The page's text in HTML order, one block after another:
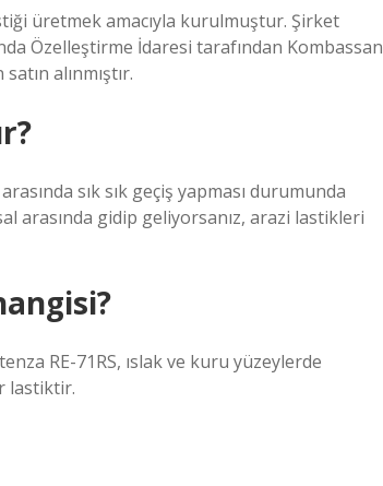
üretmek amacıyla kurulmuştur. Şirket
Özelleştirme İdaresi tarafından Kombassan
alınmıştır.
sık sık geçiş yapması durumunda
arasında gidip geliyorsanız, arazi lastikleri
RE-71RS, ıslak ve kuru yüzeylerde
lastiktir.